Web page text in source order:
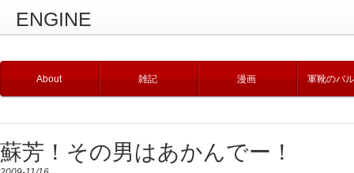
ENGINE
About 雑記 漫画 軍靴のバ
蘇芳！その男はあかんでー！